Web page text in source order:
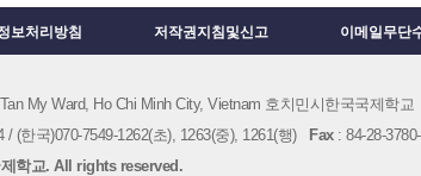
보처리방침 저작권지침및신고 이메일무단
My Ward, Ho Chi Minh City, Vietnam 호치민시한국국제학교
/ (한국)070-7549-1262(초), 1263(중), 1261(행) Fax: 84-28-
학교. All rights reserved.